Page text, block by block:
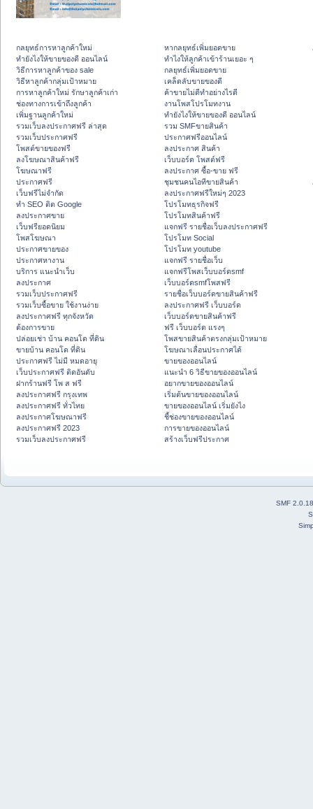
กลยุทธ์การหาลูกค้าใหม่
ทํายังไงให้ขายของดี ออนไลน์
วิธีการหาลูกค้าของ sale
วิธีหาลูกค้ากลุ่มเป้าหมาย
การหาลูกค้าใหม่ รักษาลูกค้าเก่า
ช่องทางการเข้าถึงลูกค้า
เพิ่มฐานลูกค้าใหม่
รวมเว็บลงประกาศฟรี ล่าสุด
รวมเว็บประกาศฟรี
โพสต์ขายของฟรี
ลงโฆษณาสินค้าฟรี
โฆษณาฟรี
ประกาศฟรี
เว็บฟรีไม่จำกัด
ทำ SEO ติด Google
ลงประกาศขาย
เว็บฟรียอดนิยม
โพสโฆษณา
ประกาศขายของ
ประกาศหางาน
บริการ แนะนำเว็บ
ลงประกาศ
รวมเว็บประกาศฟรี
รวมเว็บซื้อขาย ใช้งานง่าย
ลงประกาศฟรี ทุกจังหวัด
ต้องการขาย
ปล่อยเช่า บ้าน คอนโด ที่ดิน
ขายบ้าน คอนโด ที่ดิน
ประกาศฟรี ไม่มี หมดอายุ
เว็บประกาศฟรี ติดอันดับ
ฝากร้านฟรี โพ ส ฟรี
ลงประกาศฟรี กรุงเทพ
ลงประกาศฟรี ทั่วไทย
ลงประกาศโฆษณาฟรี
ลงประกาศฟรี 2023
รวมเว็บลงประกาศฟรี
หากลยุทธ์เพิ่มยอดขาย
ทําไงให้ลูกค้าเข้าร้านเยอะ ๆ
กลยุทธ์เพิ่มยอดขาย
เคล็ดลับขายของดี
ค้าขายไม่ดีทำอย่างไรดี
งานโพสโปรโมทงาน
ทํายังไงให้ขายของดี ออนไลน์
รวม SMFขายสินค้า
ประกาศฟรีออนไลน์
ลงประกาศ สินค้า
เว็บบอร์ด โพสต์ฟรี
ลงประกาศ ซื้อ-ขาย ฟรี
ชุมชนคนไอทีขายสินค้า
ลงประกาศฟรีใหม่ๆ 2023
โปรโมทธุรกิจฟรี
โปรโมทสินค้าฟรี
แจกฟรี รายชื่อเว็บลงประกาศฟรี
โปรโมท Social
โปรโมท youtube
แจกฟรี รายชื่อเว็บ
แจกฟรีโพสเว็บบอร์ดsmf
เว็บบอร์ดsmfโพสฟรี
รายชื่อเว็บบอร์ดขายสินค้าฟรี
ลงประกาศฟรี เว็บบอร์ด
เว็บบอร์ดขายสินค้าฟรี
ฟรี เว็บบอร์ด แรงๆ
โพสขายสินค้าตรงกลุ่มเป้าหมาย
โฆษณาเลื่อนประกาศได้
ขายของออนไลน์
แนะนำ 6 วิธีขายของออนไลน์
อยากขายของออนไลน์
เริ่มต้นขายของออนไลน์
ขายของออนไลน์ เริ่มยังไง
ชี้ช่องขายของออนไลน์
การขายของออนไลน์
สร้างเว็บฟรีประกาศ
SMF 2.0.18